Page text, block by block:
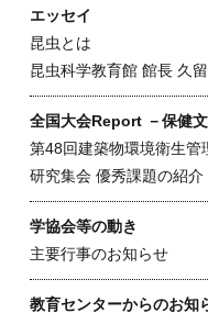
エッセイ
昆虫とは
昆虫科学教育館 館長 久
全国大会Report －保健
第48回建築物環境衛生管
研究集会 優秀課題の紹介
学協会等の動き
主要行事のお知らせ
教育センターからのお知